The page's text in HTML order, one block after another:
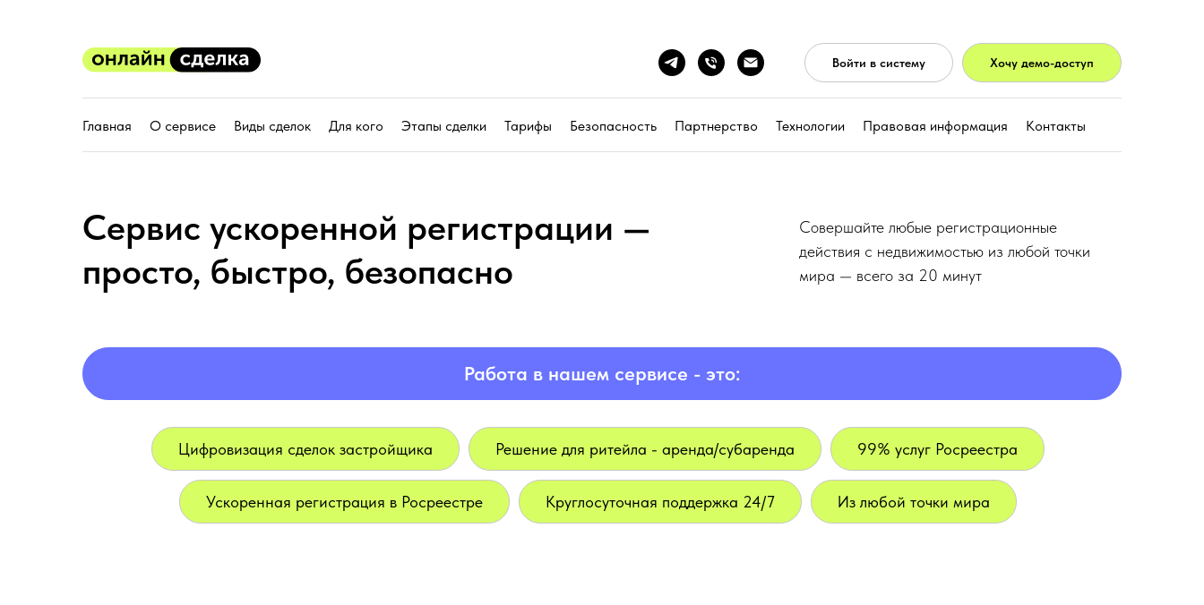
Войти в систему Хочу демо-доступ
Главная О сервисе Виды сделок Для кого Этапы сделки Тарифы Безопасность Партнерство Технологии Правовая информация Контакты
Сервис ускоренной регистрации —
просто, быстро, безопасно
Совершайте любые регистрационные
действия с недвижимостью из любой точки
мира — всего за 20 минут
Работа в нашем сервисе - это:
Цифровизация сделок застройщика Решение для ритейла - аренда/субаренда 99% услуг Росреестра
Ускоренная регистрация в Росреестре Круглосуточная поддержка 24/7 Из любой точки мира